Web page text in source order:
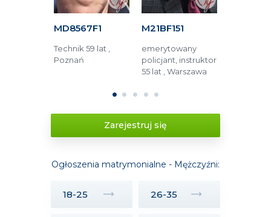
MD8567F1
Technik 59 lat ,
Poznań
M21BF151
emerytowany
policjant, instruktor
55 lat , Warszawa
1 2 3 4 5
Zarejestruj się
Ogłoszenia matrymonialne - Mężczyźni:
18-25 26-35